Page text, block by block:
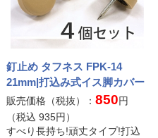
釘止め タフネス FPK-14
21mm|打込み式イス脚カバー
販売価格（税抜）： 850円
（税込 935円）
すべり長持ち!頑丈タイプ!打込